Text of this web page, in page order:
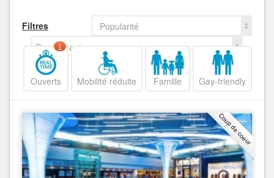
Filtres
Popularité
Decroissant
Ouverts
1
Mobilité réduite Famille Gay-friendly
Coup de coeur